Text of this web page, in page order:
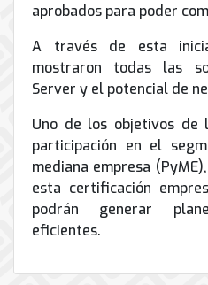
aprobados para poder
A través de esta
mostraron todas las
Server y el potencial de
Uno de los objetivos de
participación en el
mediana empresa
esta certificación
podrán generar
eficientes.